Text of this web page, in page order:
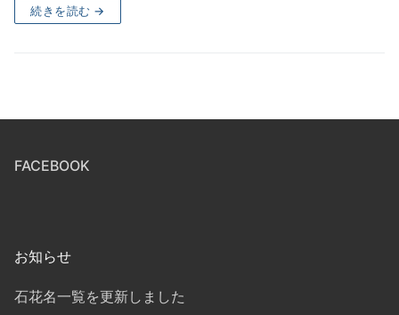
続きを読む →
FACEBOOK
お知らせ
石花名一覧を更新しました